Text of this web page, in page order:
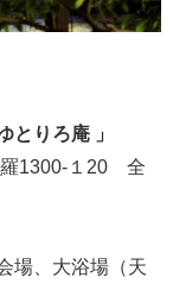
りろ庵 」
1300-１20 全
場、大浴場（天